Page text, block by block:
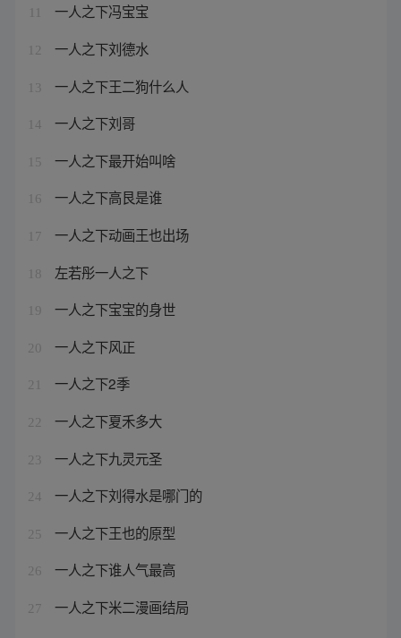
一人之下冯宝宝
12 一人之下刘德水
13 一人之下王二狗什么人
14 一人之下刘哥
15 一人之下最开始叫啥
16 一人之下高艮是谁
17 一人之下动画王也出场
18 左若彤一人之下
19 一人之下宝宝的身世
20 一人之下风正
21 一人之下2季
22 一人之下夏禾多大
23 一人之下九灵元圣
24 一人之下刘得水是哪门的
25 一人之下王也的原型
26 一人之下谁人气最高
27 一人之下米二漫画结局